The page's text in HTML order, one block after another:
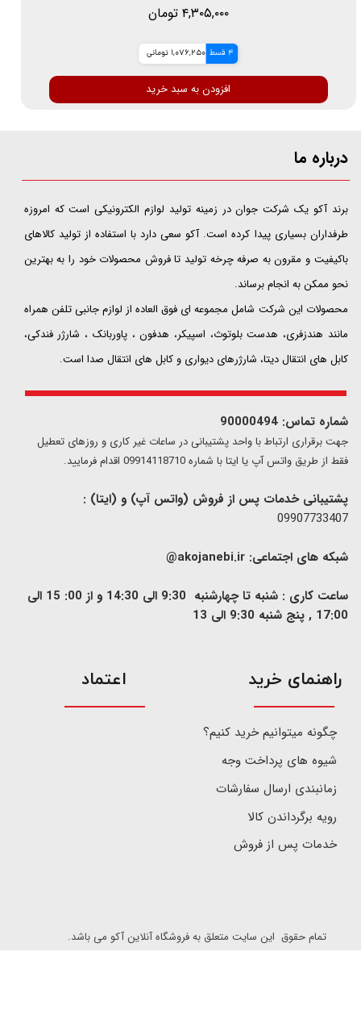
۴,۳۰۵,۰۰۰ تومان
4 قسط 1,076,250 تومانی
افزودن به سبد خرید
درباره ما
​​​​​​​برند آکو یک شرکت جوان در زمینه تولید لوازم الکترونیکی است که امروزه
طرفداران بسیاری پیدا کرده است. آکو سعی دارد با استفاده از تولید کالاهای
باکیفیت و مقرون به صرفه چرخه تولید تا فروش محصولات خود را به بهترین
نحو ممکن به انجام برساند.
محصولات این شرکت شامل مجموعه ای فوق العاده از لوازم جانبی تلفن همراه
مانند هندزفری، هدست بلوتوث، اسپیکر، هدفون ، پاوربانک ، شارژر فندکی،
کابل های انتقال دیتا، شارژرهای دیواری و کابل های انتقال صدا است.
شماره تماس: 90000494
​​جهت برقراری ارتباط با واحد پشتیبانی در ساعات غیر کاری و روزهای تعطیل
فقط از طریق واتس آپ یا ایتا با شماره 09914118710 اقدام فرمایید.
پشتیبانی خدمات پس از فروش (واتس آپ) و (ایتا) :
09907733407
شبکه های اجتماعی: akojanebi.ir@
ساعت کاری : شنبه تا چهارشنبه 9:30 الی 14:30 و از 00: 15 الی
17:00 , پنج شنبه 9:30 الی 13
​راهنمای خرید
چگونه میتوانیم خرید کنیم؟
شیوه های پرداخت وجه
زمانبندی ارسال سفارشات
رویه برگرداندن کالا
خدمات پس از فروش
تمام حقوق این سایت متعلق به فروشگاه آنلاین آکو می باشد.
اعتماد